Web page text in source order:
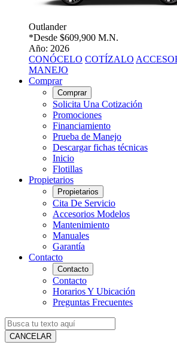
Outlander
*Desde $609,900 M.N.
Año: 2026
CONÓCELO COTÍZALO
MANEJO
Comprar
Comprar
Solicita Una Cotización
Promociones
Financiamiento
Prueba de Manejo
Descargar fichas técnicas
Inicio
Flotillas
Propietarios
Propietarios
Cita De Servicio
Accesorios Modelos
Mantenimiento
Manuales
Garantía
Contacto
Contacto
Contacto
Horarios Y Ubicación
Preguntas Frecuentes
CANCELAR